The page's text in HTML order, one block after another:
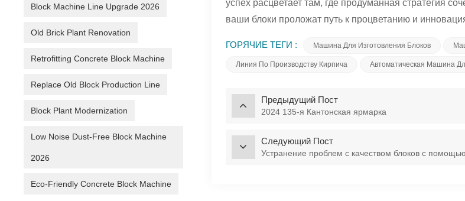
успех расцветает там, где продуманная стратегия
ваши блоки проложат путь к процветанию и
ГОРЯЧИЕ ТЕГИ : Машина Для Изготовления Блоков
Линия По Производству Кирпича Автоматическая Машина
Предыдущий Пост
2024 135-я Кантонская ярмарка
Следующий Пост
Устранение проблем с качеством блоков с
Block Machine Line Upgrade 2026
Old Brick Plant Renovation
Retrofitting Concrete Block Machine
Replace Old Block Production Line
Block Plant Modernization
Low Noise Dust-Free Block Machine
2026
Eco-Friendly Concrete Block Machine